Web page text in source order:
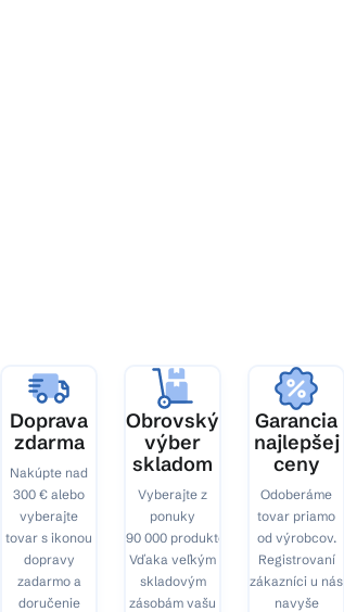
Doprava
zdarma
Nakúpte nad
300 € alebo
vyberajte
tovar s ikonou
dopravy
zadarmo a
doručenie
Obrovský
výber
skladom
Vyberajte z
ponuky
90 000 produktov.
Vďaka veľkým
skladovým
zásobám vašu
Garancia
najlepšej
ceny
Odoberáme
tovar priamo
od výrobcov.
Registrovaní
zákazníci u nás
navyše